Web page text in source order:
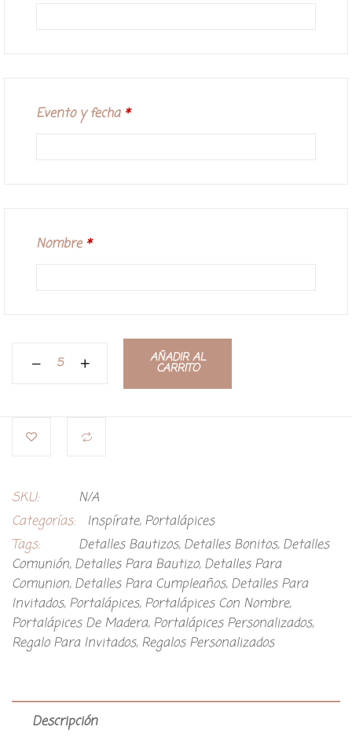
Evento y fecha *
Nombre *
AÑADIR AL
CARRITO
SKU:
N/A
Categorías:
Inspírate, Portalápices
Tags:
Detalles Bautizos, Detalles Bonitos, Detalles
Comunión, Detalles Para Bautizo, Detalles Para
Comunion, Detalles Para Cumpleaños, Detalles Para
Invitados, Portalápices, Portalápices Con Nombre,
Portalápices De Madera, Portalápices Personalizados,
Regalo Para Invitados, Regalos Personalizados
Descripción